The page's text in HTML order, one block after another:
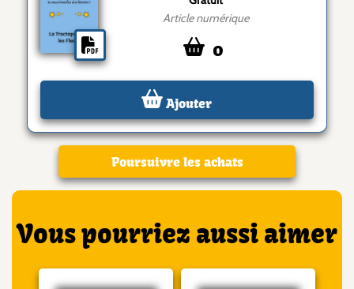
Article numérique
0
Ajouter
Poursuivre les achats
Vous pourriez aussi aimer